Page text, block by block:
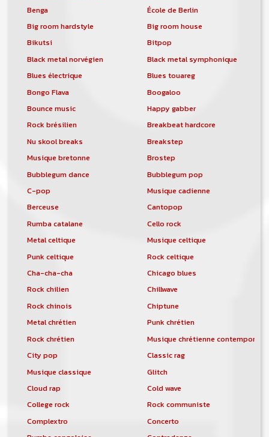
Benga
École de Berlin
Big room hardstyle
Big room house
Bikutsi
Bitpop
Black metal norvégien
Black metal symphonique
Blues électrique
Blues touareg
Bongo Flava
Boogaloo
Bounce music
Happy gabber
Rock brésilien
Breakbeat hardcore
Nu skool breaks
Breakstep
Musique bretonne
Brostep
Bubblegum dance
Bubblegum pop
C-pop
Musique cadienne
Berceuse
Cantopop
Rumba catalane
Cello rock
Metal celtique
Musique celtique
Punk celtique
Rock celtique
Cha-cha-cha
Chicago blues
Rock chilien
Chillwave
Rock chinois
Chiptune
Metal chrétien
Punk chrétien
Rock chrétien
Musique chrétienne
City pop
Classic rag
Musique classique
Glitch
Cloud rap
Cold wave
College rock
Rock communiste
Complextro
Concerto